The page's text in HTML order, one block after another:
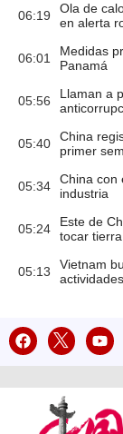
06:19
Ola de
en alerta
06:01
Medidas
Panamá
05:56
Llaman a
05:40
China
primer
05:34
China con
industria
05:24
Este de
tocar tierra
05:13
Vietnam